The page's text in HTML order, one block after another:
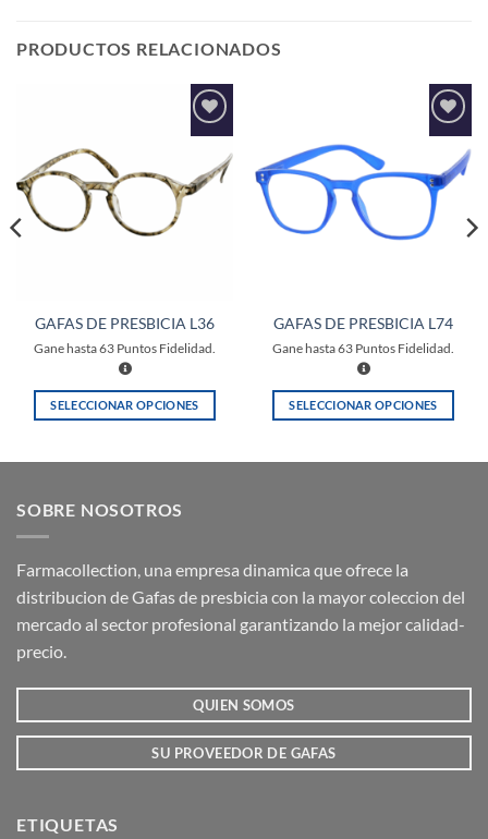
PRODUCTOS RELACIONADOS
Añadir
lista de
deseos
GAFAS DE PRESBICIA L36
Gane hasta63 Puntos Fidelidad.
SELECCIONAR OPCIONES
variantes.
opciones
se
elegir
de
producto
Añadir
lista de
deseos
GAFAS DE PRESBICIA L74
Gane hasta63 Puntos Fidelidad.
SELECCIONAR OPCIONES
opciones
elegir
de
SOBRE NOSOTROS
Farmacollection, una empresa dinamica que ofrece la
distribucion de Gafas de presbicia con la mayor coleccion del
mercado al sector profesional garantizando la mejor calidad-
precio.
QUIEN SOMOS
SU PROVEEDOR DE GAFAS
ETIQUETAS